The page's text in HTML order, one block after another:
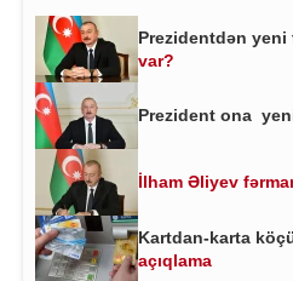
Prezidentdən
var?
Prezident ona
İlham Əliyev
Kartdan-karta
açıqlama